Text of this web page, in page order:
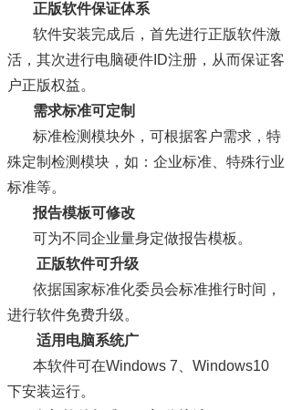
正版软件保证体系
软件安装完成后，首先进行正版软件激
活，其次进行电脑硬件 ID注册，从而保证客
户正版权益。
需求标准可定制
标准检测模块外，可根据客户需求，特
殊定制检测模块，如：企业标准、特殊行业
标准等。
报告模板可修改
可为不同企业量身定做报告模板。
正版软件可升级
依据国家标准化委员会标准推行时间，
进行软件免费升级。
适用电脑系统广
本软件可在Windows 7、Windows10
下安装运行。